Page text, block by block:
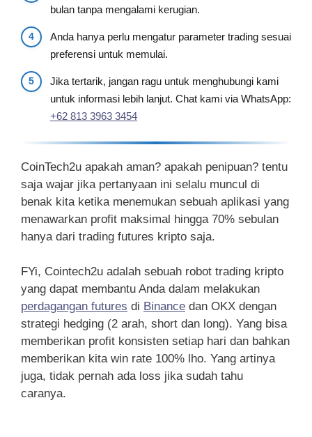
bulan tanpa mengalami kerugian.
Anda hanya perlu mengatur parameter trading sesuai
preferensi untuk memulai.
Jika tertarik, jangan ragu untuk menghubungi kami
untuk informasi lebih lanjut. Chat kami via WhatsApp:
+62 813 3963 3454
CoinTech2u apakah aman? apakah penipuan? tentu
saja wajar jika pertanyaan ini selalu muncul di
benak kita ketika menemukan sebuah aplikasi yang
menawarkan profit maksimal hingga 70% sebulan
hanya dari trading futures kripto saja.
FYi, Cointech2u adalah sebuah robot trading kripto
yang dapat membantu Anda dalam melakukan
perdagangan futures di Binance dan OKX dengan
strategi hedging (2 arah, short dan long). Yang bisa
memberikan profit konsisten setiap hari dan bahkan
memberikan kita win rate 100% lho. Yang artinya
juga, tidak pernah ada loss jika sudah tahu
caranya.